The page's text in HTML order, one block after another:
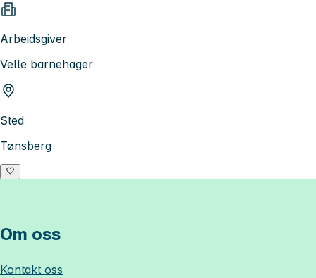
Arbeidsgiver
Velle barnehager
Sted
Tønsberg
Om oss
Kontakt oss